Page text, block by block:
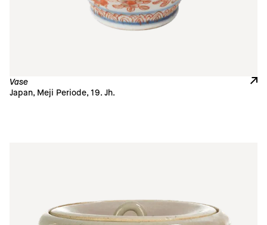
Vase
Japan, Meji Periode, 19. Jh.